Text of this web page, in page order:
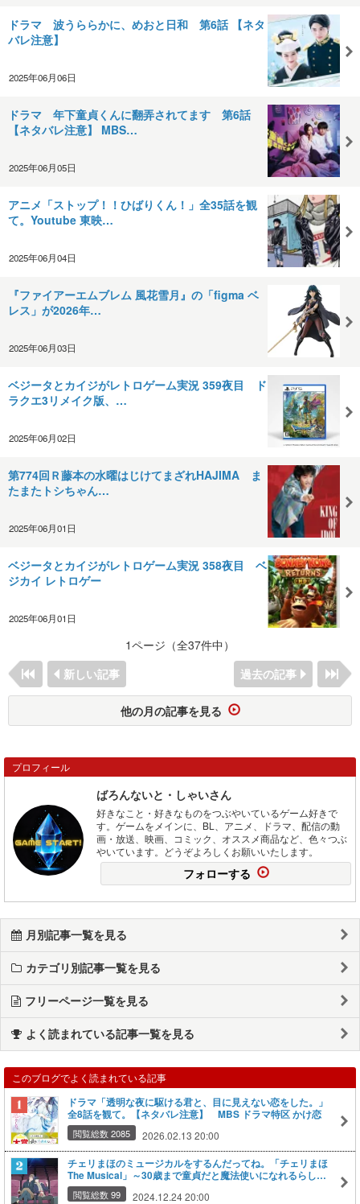
ドラマ 波うららかに、めおと日和 第6話 【ネタ
バレ注意】
2025年06月06日
ドラマ 年下童貞くんに翻弄されてます 第6話
【ネタバレ注意】 MBS…
2025年06月05日
アニメ「ストップ！！ひばりくん！」全35話を観
て。Youtube 東映…
2025年06月04日
『ファイアーエムブレム 風花雪月』の「figma ベ
レス」が2026年…
2025年06月03日
ベジータとカイジがレトロゲーム実況 359夜目 ド
ラクエ3リメイク版、…
2025年06月02日
第774回Ｒ藤本の水曜はじけて​まざれHAJIMA ま
たまたトシちゃん…
2025年06月01日
ベジータとカイジがレトロゲーム実況 358夜目 ベ
ジカイ レトロゲー
2025年06月01日
1ページ（全37件中）
新しい記事
過去の記事
他の月の記事を見る
プロフィール
ばろんないと・しゃいさん
好きなこと・好きなものをつぶやいているゲーム好きで
す。ゲームをメインに、BL、アニメ、ドラマ、配信の動
画・放送、映画、コミック、オススメ商品など、色々つぶ
やいています。どうぞよろしくお願いいたします。
フォローする
月別記事一覧を見る
カテゴリ別記事一覧を見る
フリーページ一覧を見る
よく読まれている記事一覧を見る
このブログでよく読まれている記事
ドラマ「透明な夜に駆ける君と、目に見えない恋をした。」
全8話を観て。【ネタバレ注意】 MBS ドラマ特区 かけ恋
閲覧総数 2085 2026.02.13 20:00
チェリまほのミュージカルをするんだってね。「チェリまほ
The Musical」～30歳まで童貞だと魔法使いになれるらしい
～閲覧総数 99 2024.12.24 20:00